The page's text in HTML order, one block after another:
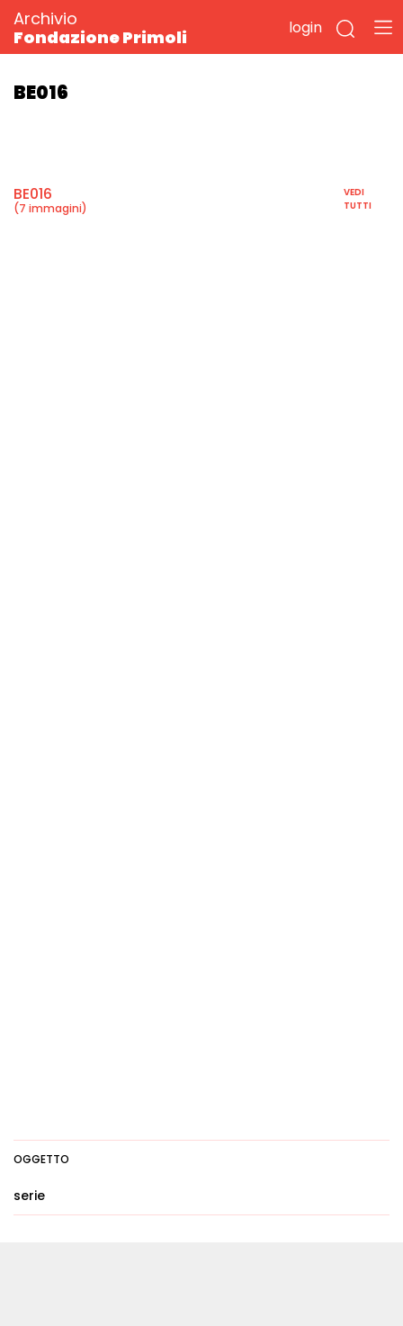
Archivio
Fondazione Primoli
login
BE016
BE016
(7 immagini)
VEDI
TUTTI
OGGETTO
serie